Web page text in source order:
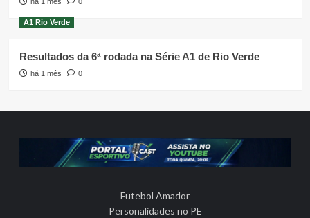
A1 Rio Verde
Resultados da 6ª rodada na Série A1 de Rio Verde
há 1 mês 0
Futebol Amador
Personalidades no PE